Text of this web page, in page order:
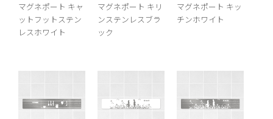
マグネポート キャ
ットフットステン
レスホワイト
マグネポート キリ
ンステンレスブラ
ック
マグネポート キッ
チンホワイト